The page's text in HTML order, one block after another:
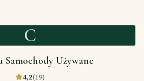
C
Samochody Używane
4,2(19)